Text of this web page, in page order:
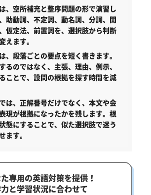
、空所補充と整序問題の形で演習し
助動詞、不定詞、動名詞、分詞、関
仮定法、前置詞を、選択肢から判断
えます。
、段落ごとの要点を短く書きます。
るのではなく、主張、理由、例示、
ことで、設問の根拠を探す時間を減
は、正解番号だけでなく、本文や会
現が根拠になったかを残します。根
態にすることで、似た選択肢で迷う
ます。
専用の英語対策を提供！
と学習状況に合わせて